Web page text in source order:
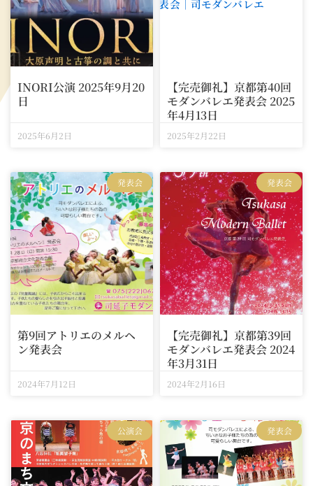
INORI公演 2025年9月20
日
2025年6月2日
【完売御礼】京都第40回
モダンバレエ発表会 2025
年4月13日
2025年2月22日
発表会
第9回アトリエのメルヘ
ン発表会
2024年7月12日
発表会
【完売御礼】京都第39回
モダンバレエ発表会 2024
年3月31日
2024年2月16日
公演会 発表会